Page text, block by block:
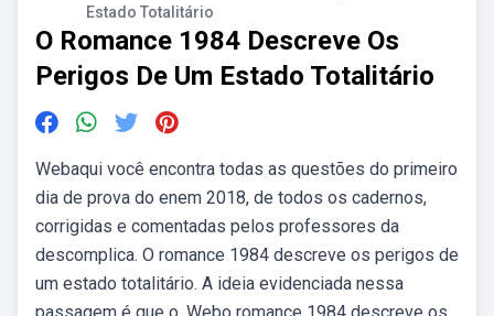
Estado Totalitário
O Romance 1984 Descreve Os
Perigos De Um Estado Totalitário
Webaqui você encontra todas as questões do primeiro
dia de prova do enem 2018, de todos os cadernos,
corrigidas e comentadas pelos professores da
descomplica. O romance 1984 descreve os perigos de
um estado totalitário. A ideia evidenciada nessa